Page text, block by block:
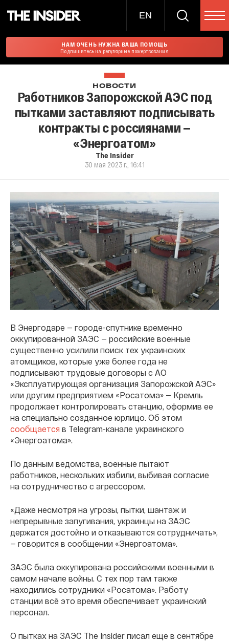
EN
НАМ ОЧЕНЬ НУЖНА ВАША ПОМОЩЬ
Подпишитесь на регулярные пожертвования
НОВОСТИ
Работников Запорожской АЭС под
пытками заставляют подписывать
контракты с россиянами —
«Энергоатом»
The Insider
30 мая 2023 г., 16:41
В Энергодаре — городе-спутнике временно
оккупированной ЗАЭС — российские военные
существенно усилили поиск тех украинских
атомщиков, которые уже более года не
подписывают трудовые договоры с АО
«Эксплуатирующая организация Запорожской АЭС»
или другим предприятием «Росатома» — Кремль
продолжает контролировать станцию, оформив ее
на специально созданное юрлицо. Об этом
сообщается в Telegram-канале украинского
«Энергоатома».
По данным ведомства, военные пытают
работников, нескольких избили, выбивая согласие
на сотрудничество с агрессором.
«Даже несмотря на угрозы, пытки, шантаж и
непрерывные запугивания, украинцы на ЗАЭС
держатся достойно и отказываются сотрудничать»,
— говорится в сообщении «Энергоатома».
ЗАЭС была оккупирована российскими военными в
самом начале войны. С тех пор там также
находились сотрудники «Росатома». Работу
станции всё это время обеспечивает украинский
персонал.
О пытках на ЗАЭС The Insider писал еще в сентябре